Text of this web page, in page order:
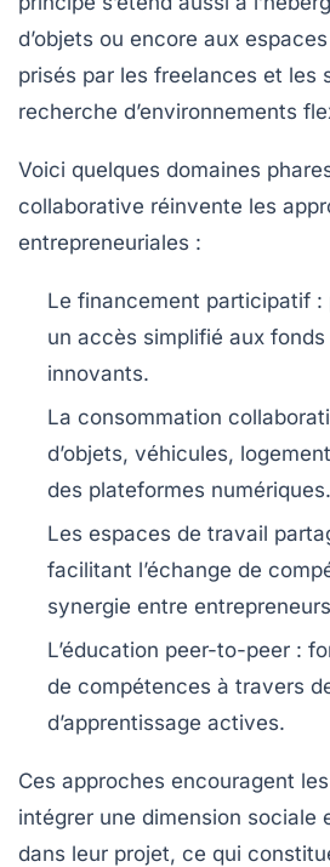
d’objets ou encore aux
prisés par les freelances et les
recherche d’environnements
Voici quelques domaines
collaborative réinvente les
entrepreneuriales :
Le financement participatif :
un accès simplifié aux
innovants.
La consommation
d’objets, véhicules,
des plateformes numériques.
Les espaces de travail
facilitant l’échange de
synergie entre
L’éducation peer-to-peer :
de compétences à travers
d’apprentissage actives.
Ces approches encouragent
intégrer une dimension sociale
dans leur projet, ce qui